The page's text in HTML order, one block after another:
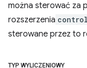
można sterować za
rozszerzenia
sterowane przez to
TYP WYLICZENIOWY